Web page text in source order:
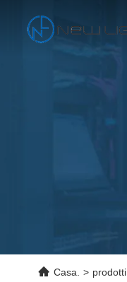
Casa. > prodotti